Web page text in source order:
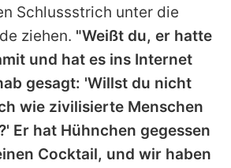
Schlussstrich unter die
ziehen. "Weißt du, er hatte
und hat es ins Internet
gesagt: 'Willst du nicht
wie zivilisierte Menschen
Er hat Hühnchen gegessen
Cocktail, und wir haben